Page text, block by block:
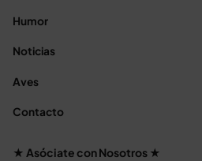
Humor
Noticias
Aves
Contacto
★ Asóciate con Nosotros ★